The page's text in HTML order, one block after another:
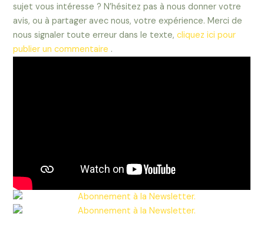
sujet vous intéresse ? N’hésitez pas à nous donner votre
avis, ou à partager avec nous, votre expérience. Merci de
nous signaler toute erreur dans le texte,cliquez ici pour
publier un commentaire .